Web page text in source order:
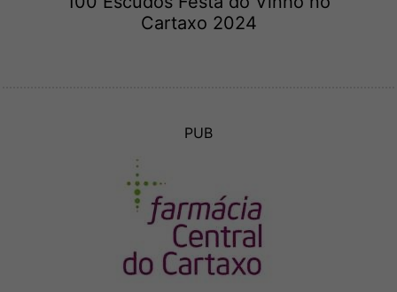
Cartaxo 2024
PUB